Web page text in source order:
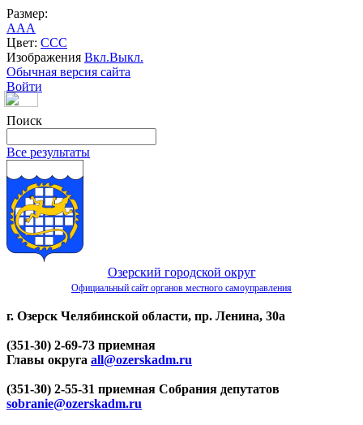
Размер:
AAA
Цвет: CCC
Изображения Вкл.Выкл.
Обычная версия сайта
Войти
Поиск
Все результаты
Озерский городской округ
Официальный сайт органов местного самоуправления
г. Озерск Челябинской области, пр. Ленина, 30а
(351-30) 2-69-73 приемная
Главы округа all@ozerskadm.ru
(351-30) 2-55-31 приемная Собрания депутатов
sobranie@ozerskadm.ru